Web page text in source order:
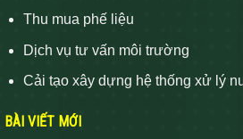
Thu mua phế liệu
Dịch vụ tư vấn môi trường
Cải tạo xây dựng hệ thống xử lý
BÀI VIẾT MỚI